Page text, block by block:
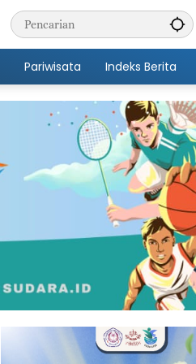
Pariwisata Indeks Berita